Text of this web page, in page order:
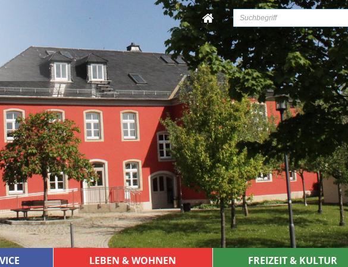
LEBEN & WOHNEN FREIZEIT & KULTUR